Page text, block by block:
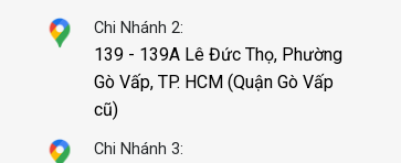
Chi Nhánh 2:
139 - 139A Lê Đức Thọ, Phường
Gò Vấp, TP. HCM (Quận Gò Vấp
cũ)
Chi Nhánh 3: